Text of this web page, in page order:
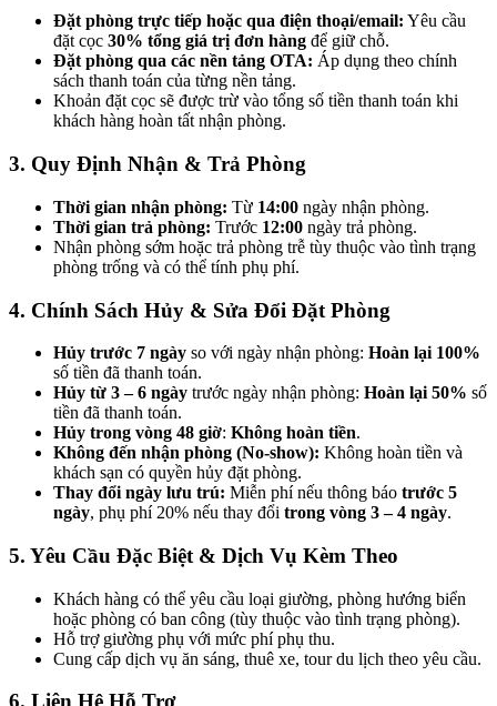
Đặt phòng trực tiếp hoặc qua điện thoại/email: Yêu cầu
đặt cọc 30% tổng giá trị đơn hàng để giữ chỗ.
Đặt phòng qua các nền tảng OTA: Áp dụng theo chính
sách thanh toán của từng nền tảng.
Khoản đặt cọc sẽ được trừ vào tổng số tiền thanh toán khi
khách hàng hoàn tất nhận phòng.
3. Quy Định Nhận & Trả Phòng
Thời gian nhận phòng: Từ 14:00 ngày nhận phòng.
Thời gian trả phòng: Trước 12:00 ngày trả phòng.
Nhận phòng sớm hoặc trả phòng trễ tùy thuộc vào tình trạng
phòng trống và có thể tính phụ phí.
4. Chính Sách Hủy & Sửa Đổi Đặt Phòng
Hủy trước 7 ngày so với ngày nhận phòng: Hoàn lại 100%
số tiền đã thanh toán.
Hủy từ 3 – 6 ngày trước ngày nhận phòng: Hoàn lại 50% số
tiền đã thanh toán.
Hủy trong vòng 48 giờ: Không hoàn tiền.
Không đến nhận phòng (No-show): Không hoàn tiền và
khách sạn có quyền hủy đặt phòng.
Thay đổi ngày lưu trú: Miễn phí nếu thông báo trước 5
ngày, phụ phí 20% nếu thay đổi trong vòng 3 – 4 ngày.
5. Yêu Cầu Đặc Biệt & Dịch Vụ Kèm Theo
Khách hàng có thể yêu cầu loại giường, phòng hướng biển
hoặc phòng có ban công (tùy thuộc vào tình trạng phòng).
Hỗ trợ giường phụ với mức phí phụ thu.
Cung cấp dịch vụ ăn sáng, thuê xe, tour du lịch theo yêu cầu.